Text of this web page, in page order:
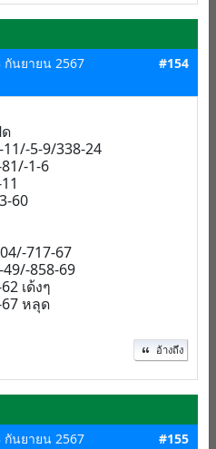
กันยายน 2567
#154
5-9/338-24
1-6
60
717-67
858-69
เด้งๆ
หลุด
อ้างถึง
กันยายน 2567
#155